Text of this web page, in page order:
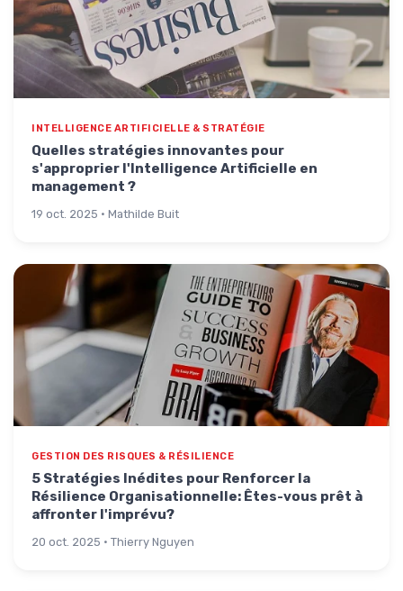
INTELLIGENCE ARTIFICIELLE & STRATÉGIE
Quelles stratégies innovantes pour
s'approprier l'Intelligence Artificielle en
management ?
19 oct. 2025 · Mathilde Buit
GESTION DES RISQUES & RÉSILIENCE
5 Stratégies Inédites pour Renforcer la
Résilience Organisationnelle: Êtes-vous prêt à
affronter l'imprévu?
20 oct. 2025 · Thierry Nguyen